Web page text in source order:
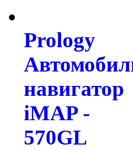
Prology
навигатор
iMAP -
570GL